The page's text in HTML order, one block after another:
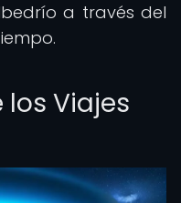
a través del
los Viajes